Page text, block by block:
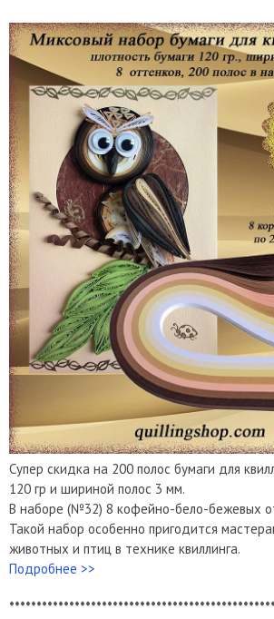
Супер скидка на 200 полос бумаги для
120 гр и шириной полос 3 мм.
В наборе (№32) 8 кофейно-бело-бежевых
Такой набор особенно пригодится
животных и птиц в технике квиллинга.
Подробнее >>